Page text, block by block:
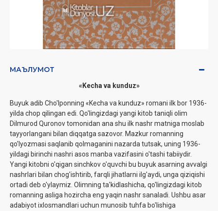
МАЪЛУМОТ
«Kecha va kunduz»
Buyuk adib Cho'lponning «Kecha va kunduz» romani ilk bor 1936-
yilda chop qilingan edi. Qo'lingizdagi yangi kitob taniqli olim
Dilmurod Quronov tomonidan ana shu ilk nashr matniga moslab
tayyorlangani bilan diqqatga sazovor. Mazkur romanning
qo'lyozmasi saqlanib qolmaganini nazarda tutsak, uning 1936-
yildagi birinchi nashri asos manba vazifasini o'tashi tabiiydir.
Yangi kitobni o'qigan sinchkov o'quvchi bu buyuk asarning avvalgi
nashrlari bilan chog'ishtirib, farqli jihatlarni ilg'aydi, unga qiziqishi
ortadi deb o'ylaymiz. Olimning ta'kidlashicha, qo'lingizdagi kitob
romanning asliga hozircha eng yaqin nashr sanaladi. Ushbu asar
adabiyot ixlosmandlari uchun munosib tuhfa bo'lishiga